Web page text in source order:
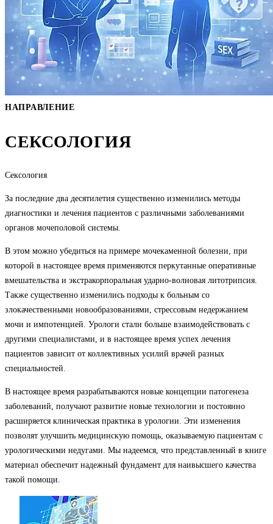
НАПРАВЛЕНИЕ
СЕКСОЛОГИЯ
Сексология
За последние два десятилетия существенно изменились методы
диагностики и лечения пациентов с различными заболеваниями
органов мочеполовой системы.
В этом можно убедиться на примере мочекаменной болезни, при
которой в настоящее время применяются перкутанные оперативные
вмешательства и экстракорпоральная ударно-волновая литотрипсия.
Также существенно изменились подходы к больным со
злокачественными новообразованиями, стрессовым недержанием
мочи и импотенцией. Урологи стали больше взаимодействовать с
другими специалистами, и в настоящее время успех лечения
пациентов зависит от коллективных усилий врачей разных
специальностей.
В настоящее время разрабатываются новые концепции патогенеза
заболеваний, получают развитие новые технологии и постоянно
расширяется клиническая практика в урологии. Эти изменения
позволят улучшить медицинскую помощь, оказываемую пациентам с
урологическими недугами. Мы надеемся, что представленный в книге
материал обеспечит надежный фундамент для наивысшего качества
такой помощи.